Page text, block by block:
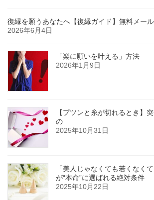
復縁を願うあなたへ【復縁ガイド】無料メー
2026年6月4日
「楽に願いを叶える」方法
2026年1月9日
【プツンと糸が切れるとき】
の
2025年10月31日
「美人じゃなくても若くなく
が“本命”に選ばれる絶対条件
2025年10月22日